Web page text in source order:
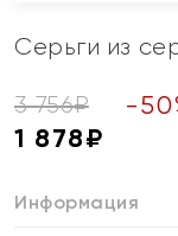
Серьги из
3 756₽ -50
1 878₽
Информация